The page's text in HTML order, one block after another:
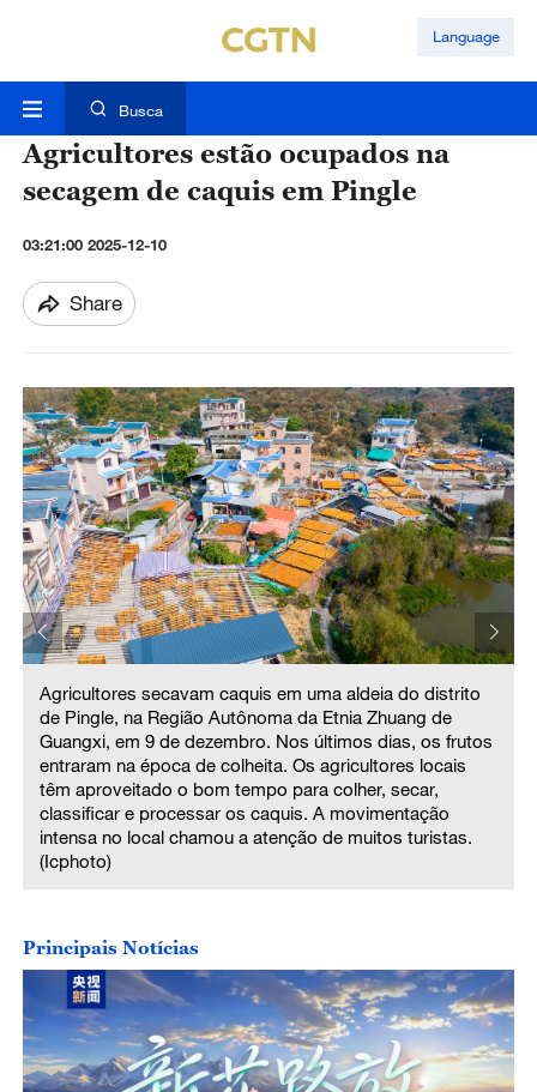
Language
Busca
Agricultores estão ocupados na
secagem de caquis em Pingle
03:21:00 2025-12-10
Share
Agricultores secavam caquis em uma aldeia do distrito
de Pingle, na Região Autônoma da Etnia Zhuang de
Guangxi, em 9 de dezembro. Nos últimos dias, os frutos
entraram na época de colheita. Os agricultores locais
têm aproveitado o bom tempo para colher, secar,
classificar e processar os caquis. A movimentação
intensa no local chamou a atenção de muitos turistas.
(Icphoto)
Principais Notícias